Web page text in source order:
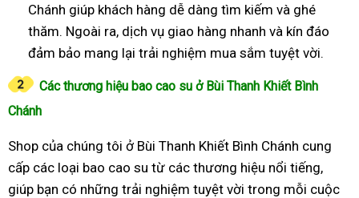
Chánh giúp khách hàng dễ dàng tìm kiếm và ghé
thăm. Ngoài ra, dịch vụ giao hàng nhanh và kín đáo
đảm bảo mang lại trải nghiệm mua sắm tuyệt vời.
Các thương hiệu bao cao su ở Bùi Thanh Khiết Bình
Chánh
Shop của chúng tôi ở Bùi Thanh Khiết Bình Chánh cung
cấp các loại bao cao su từ các thương hiệu nổi tiếng,
giúp bạn có những trải nghiệm tuyệt vời trong mỗi cuộc